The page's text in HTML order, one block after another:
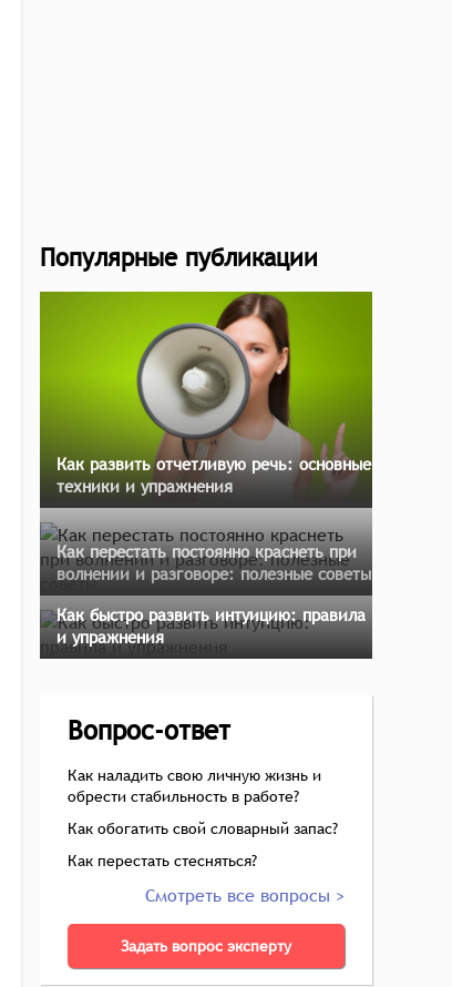
Популярные публикации
Как развить отчетливую речь: основные
техники и упражнения
Как перестать постоянно краснеть при
волнении и разговоре: полезные советы
Как быстро развить интуицию: правила
и упражнения
Вопрос-ответ
Как наладить свою личную жизнь и
обрести стабильность в работе?
Как обогатить свой словарный запас?
Как перестать стесняться?
Смотреть все вопросы >
Задать вопрос эксперту